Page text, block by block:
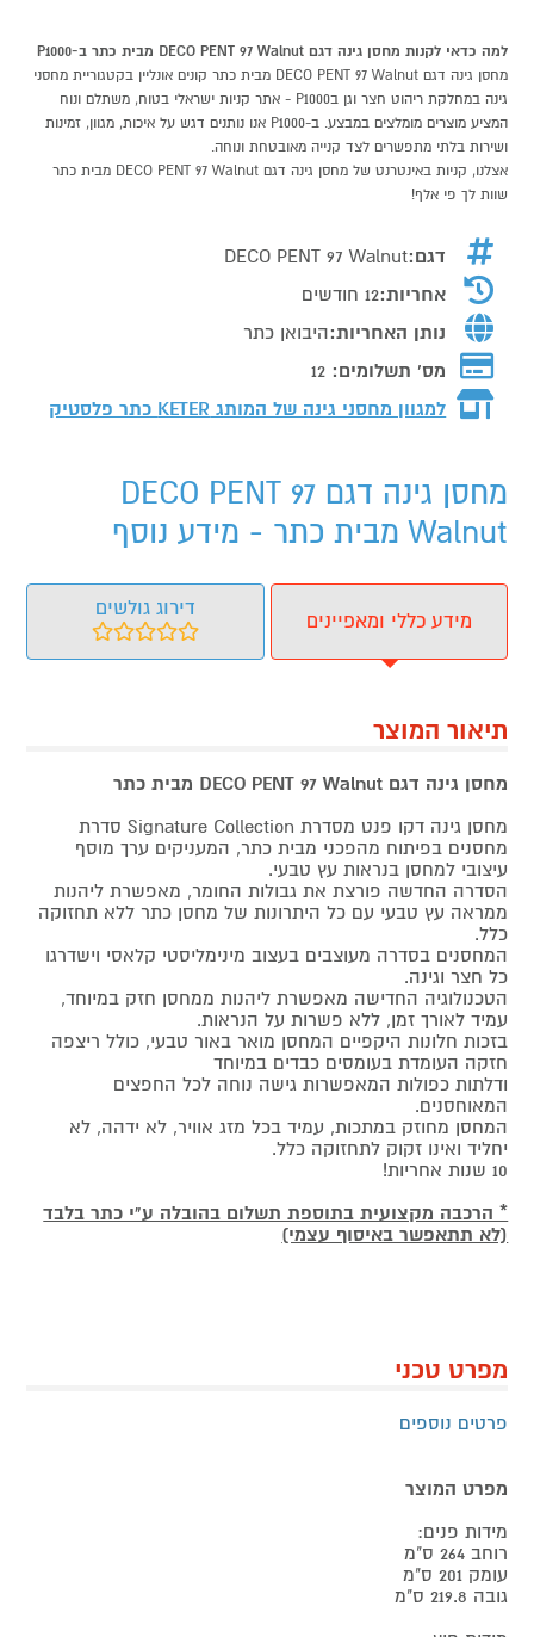
למה כדאי לקנות מחסן גינה דגם DECO PENT 97 Walnut מבית כתר ב-P1000
מחסן גינה דגם DECO PENT 97 Walnut מבית כתר קונים אונליין בקטגוריית מחסני
גינה במחלקת ריהוט חצר וגן בP1000 - אתר קניות ישראלי בטוח, משתלם ונוח
המציע מוצרים מומלצים במבצע. ב-P1000 אנו נותנים דגש על איכות, מגוון, זמינות
ושירות בלתי מתפשרים לצד קנייה מאובטחת ונוחה.
אצלנו, קניות באינטרנט של מחסן גינה דגם DECO PENT 97 Walnut מבית כתר
שוות לך פי אלף!
דגם:DECO PENT 97 Walnut
אחריות:12 חודשים
נותן האחריות:היבואן כתר
מס' תשלומים: 12
למגוון מחסני גינה של המותג KETER כתר פלסטיק
מחסן גינה דגם DECO PENT 97
Walnut מבית כתר - מידע נוסף
מידע כללי ומאפיינים
דירוג גולשים
תיאור המוצר
מחסן גינה דגם DECO PENT 97 Walnut מבית כתר
מחסן גינה דקו פנט מסדרת Signature Collection סדרת
מחסנים בפיתוח מהפכני מבית כתר, המעניקים ערך מוסף
עיצובי למחסן בנראות עץ טבעי.
הסדרה החדשה פורצת את גבולות החומר, מאפשרת ליהנות
ממראה עץ טבעי עם כל היתרונות של מחסן כתר ללא תחזוקה
כלל.
המחסנים בסדרה מעוצבים בעצוב מינימליסטי קלאסי וישדרגו
כל חצר וגינה.
הטכנולוגיה החדישה מאפשרת ליהנות ממחסן חזק במיוחד,
עמיד לאורך זמן, ללא פשרות על הנראות.
בזכות חלונות היקפיים המחסן מואר באור טבעי, כולל ריצפה
חזקה העומדת בעומסים כבדים במיוחד
ודלתות כפולות המאפשרות גישה נוחה לכל החפצים
המאוחסנים.
המחסן מחוזק במתכות, עמיד בכל מזג אוויר, לא ידהה, לא
יחליד ואינו זקוק לתחזוקה כלל.
10 שנות אחריות!
* הרכבה מקצועית בתוספת תשלום בהובלה ע"י כתר בלבד
(לא תתאפשר באיסוף עצמי)
מפרט טכני
פרטים נוספים
מפרט המוצר
מידות פנים:
רוחב 264 ס"מ
עומק 201 ס"מ
גובה 219.8 ס"מ